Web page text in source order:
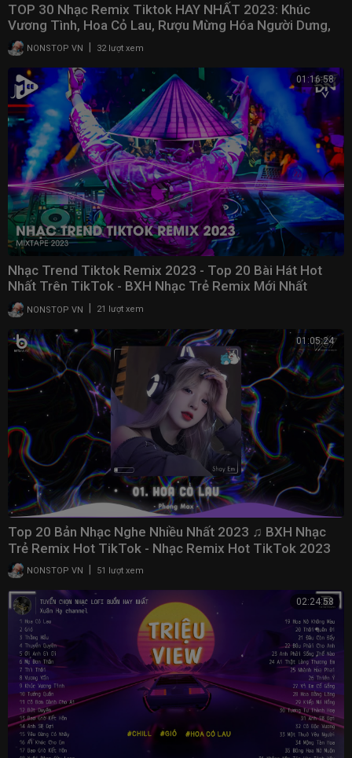
TOP 30 Nhạc Remix Tiktok HAY NHẤT 2023: Khúc
Vương Tình, Hoa Cỏ Lau, Rượu Mừng Hóa Người Dưng,
Gió NONSTOP VN 32 lượt xem
01:16:58
Nhạc Trend Tiktok Remix 2023 - Top 20 Bài Hát Hot
Nhất Trên TikTok - BXH Nhạc Trẻ Remix Mới Nhất
NONSTOP VN 21 lượt xem
01:05:24
Top 20 Bản Nhạc Nghe Nhiều Nhất 2023 ♫ BXH Nhạc
Trẻ Remix Hot TikTok - Nhạc Remix Hot TikTok 2023
NONSTOP VN 51 lượt xem
02:24:58